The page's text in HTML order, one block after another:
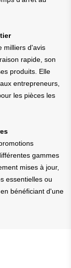
milliers d'avis
rapide, son
produits. Elle
entrepreneurs,
les pièces les
gammes
mises à jour,
essentielles ou
bénéficiant d'une